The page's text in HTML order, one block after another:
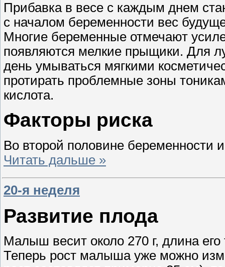
Прибавка в весе с каждым днем
с началом беременности вес
Многие беременные отмечают
появляются мелкие прыщики. Для
день умываться мягкими
протирать проблемные зоны
кислота.
Факторы риска
Во второй половине беременности
Читать дальше »
20-я неделя
Развитие плода
Малыш весит около 270 г, длина
Теперь рост малыша уже можно